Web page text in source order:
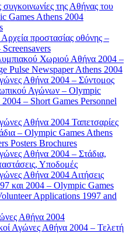
της Αθήνας του
Games Athens 2004
προστασίας οθόνης –
Χωριού Αθήνα 2004 –
Pulse Newspaper Athens 2004
Αθήνα 2004 – Σύντομος
Αγώνων – Olympic
– Short Games Personnel
Αθήνα 2004 Ταπετσαρίες
– Olympic Games Athens
Posters Brochures
Αθήνα 2004 – Στάδια,
Υποδομές
Αθήνα 2004 Αιτήσεις
και 2004 – Olympic Games
Applications 1997 and
Αθήνα 2004
Αγώνες Αθήνα 2004 – Τελετή